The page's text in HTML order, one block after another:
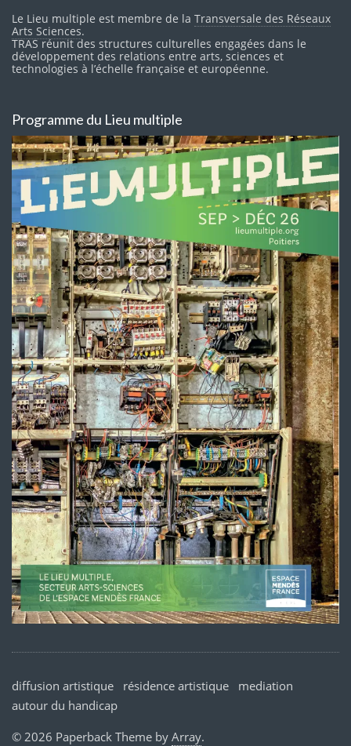
Le Lieu multiple est membre de la Transversale des Réseaux
Arts Sciences.
TRAS réunit des structures culturelles engagées dans le
développement des relations entre arts, sciences et
technologies à l’échelle française et européenne.
Programme du Lieu multiple
diffusion artistique résidence artistique
mediation
autour du handicap
© 2026 Paperback Theme by Array.